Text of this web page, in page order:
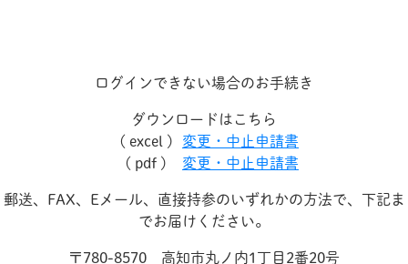
ログインできない場合のお手続き
ダウンロードはこちら
( excel )
変更・中止申請書
( pdf )
変更・中止申請書
郵送、FAX、Eメール、直接持参のいずれかの方法で、下記ま
でお届けください。
〒780-8570 高知市丸ノ内1丁目2番20号